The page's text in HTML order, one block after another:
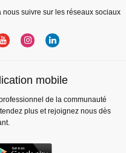
suivre sur les réseaux sociaux
mobile
de la communauté
plus et rejoignez nous dès